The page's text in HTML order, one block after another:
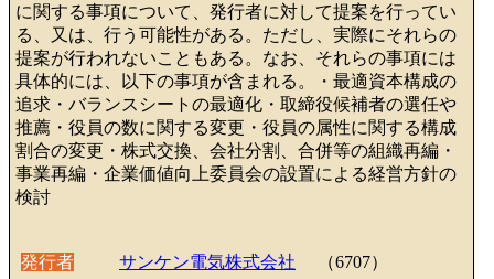
に関する事項について、発行者に対して提案を行ってい
る、又は、行う可能性がある。ただし、実際にそれらの
提案が行われないこともある。なお、それらの事項には
具体的には、以下の事項が含まれる。・最適資本構成の
追求・バランスシートの最適化・取締役候補者の選任や
推薦・役員の数に関する変更・役員の属性に関する構成
割合の変更・株式交換、会社分割、合併等の組織再編・
事業再編・企業価値向上委員会の設置による経営方針の
検討
発行者 サンケン電気株式会社 （6707）